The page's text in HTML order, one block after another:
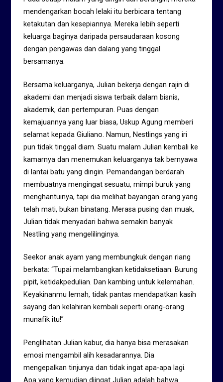
mendengarkan bocah lelaki itu berbicara tentang
ketakutan dan kesepiannya. Mereka lebih seperti
keluarga baginya daripada persaudaraan kosong
dengan pengawas dan dalang yang tinggal
bersamanya.
Bersama keluarganya, Julian bekerja dengan rajin di
akademi dan menjadi siswa terbaik dalam bisnis,
akademik, dan pertempuran. Puas dengan
kemajuannya yang luar biasa, Uskup Agung memberi
selamat kepada Giuliano. Namun, Nestlings yang iri
pun tidak tinggal diam. Suatu malam Julian kembali ke
kamarnya dan menemukan keluarganya tak bernyawa
di lantai batu yang dingin. Pemandangan berdarah
membuatnya mengingat sesuatu, mimpi buruk yang
menghantuinya, tapi dia melihat bayangan orang yang
telah mati, bukan binatang. Merasa pusing dan muak,
Julian tidak menyadari bahwa semakin banyak
Nestling yang mengelilinginya.
Seekor anak ayam yang membungkuk dengan riang
berkata: “Tupai melambangkan ketidaksetiaan. Burung
pipit, ketidakpedulian. Dan kambing untuk kelemahan.
Keyakinanmu lemah, tidak pantas mendapatkan kasih
sayang dan kelahiran kembali seperti orang-orang
munafik itu!”
Penglihatan Julian kabur, dia hanya bisa merasakan
emosi mengambil alih kesadarannya. Dia
mengepalkan tinjunya dan tidak ingat apa-apa lagi.
Apa yang kemudian diingat Julian adalah bahwa